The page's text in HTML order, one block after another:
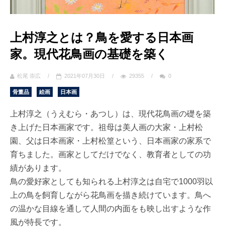
上村淳之とは？鳥を愛する日本画
家。現代花鳥画の基礎を築く
松尾 崇広 / 2021年07月30日 / 29355 / 0
骨董品 絵画 日本画
上村淳之（うえむら・あつし）は、現代花鳥画の礎を築
き上げた日本画家です。祖母は美人画の大家・上村松
園、父は日本画家・上村松篁という、日本画家の家系で
育ちました。画家としてだけでなく、教育者としての功
績があります。
鳥の愛好家としても知られる上村淳之は自宅で1000羽以
上の鳥を飼育しながら花鳥画を描き続けています。鳥へ
の温かな目線を通して人間の内面をも映し出すような作
風が特長です。